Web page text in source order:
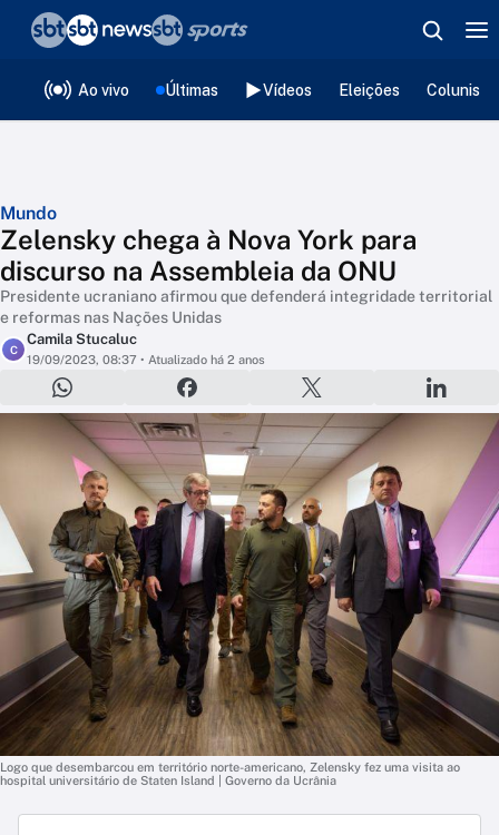
Ao vivo Últimas Vídeos Eleições
Mundo
Zelensky chega à Nova York para
discurso na Assembleia da ONU
Presidente ucraniano afirmou que defenderá integridade territorial
e reformas nas Nações Unidas
C
Camila Stucaluc
19/09/2023, 08:37 • Atualizado há 2 anos
Logo que desembarcou em território norte-americano, Zelensky fez uma visita ao
hospital universitário de Staten Island | Governo da Ucrânia
❮voltar
Editorias